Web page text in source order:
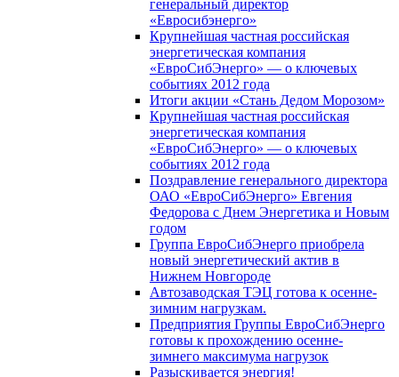
генеральный директор
«Евросибэнерго»
Крупнейшая частная российская
энергетическая компания
«ЕвроСибЭнерго» — о ключевых
событиях 2012 года
Итоги акции «Стань Дедом Морозом»
Крупнейшая частная российская
энергетическая компания
«ЕвроСибЭнерго» — о ключевых
событиях 2012 года
Поздравление генерального директора
ОАО «ЕвроСибЭнерго» Евгения
Федорова с Днем Энергетика и Новым
годом
Группа ЕвроСибЭнерго приобрела
новый энергетический актив в
Нижнем Новгороде
Автозаводская ТЭЦ готова к осенне-
зимним нагрузкам.
Предприятия Группы ЕвроСибЭнерго
готовы к прохождению осенне-
зимнего максимума нагрузок
Разыскивается энергия!